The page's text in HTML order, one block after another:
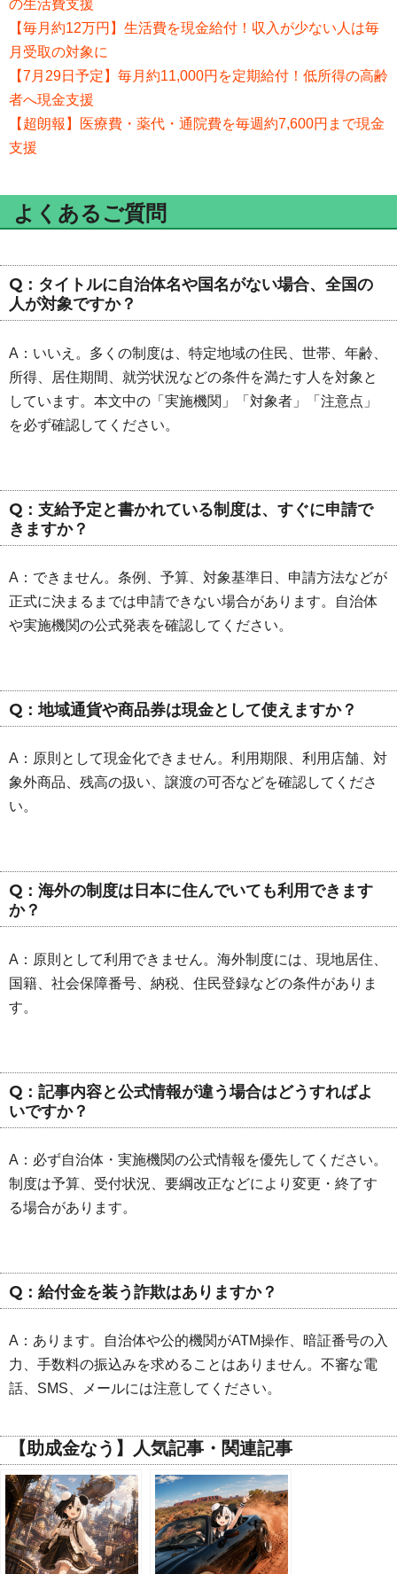
の生活費支援
【毎月約12万円】生活費を現金給付！収入が少ない人は毎
月受取の対象に
【7月29日予定】毎月約11,000円を定期給付！低所得の高齢
者へ現金支援
【超朗報】医療費・薬代・通院費を毎週約7,600円まで現金
支援
よくあるご質問
Q：タイトルに自治体名や国名がない場合、全国の
人が対象ですか？
A：いいえ。多くの制度は、特定地域の住民、世帯、年齢、
所得、居住期間、就労状況などの条件を満たす人を対象と
しています。本文中の「実施機関」「対象者」「注意点」
を必ず確認してください。
Q：支給予定と書かれている制度は、すぐに申請で
きますか？
A：できません。条例、予算、対象基準日、申請方法などが
正式に決まるまでは申請できない場合があります。自治体
や実施機関の公式発表を確認してください。
Q：地域通貨や商品券は現金として使えますか？
A：原則として現金化できません。利用期限、利用店舗、対
象外商品、残高の扱い、譲渡の可否などを確認してくださ
い。
Q：海外の制度は日本に住んでいても利用できます
か？
A：原則として利用できません。海外制度には、現地居住、
国籍、社会保障番号、納税、住民登録などの条件がありま
す。
Q：記事内容と公式情報が違う場合はどうすればよ
いですか？
A：必ず自治体・実施機関の公式情報を優先してください。
制度は予算、受付状況、要綱改正などにより変更・終了す
る場合があります。
Q：給付金を装う詐欺はありますか？
A：あります。自治体や公的機関がATM操作、暗証番号の入
力、手数料の振込みを求めることはありません。不審な電
話、SMS、メールには注意してください。
【助成金なう】人気記事・関連記事